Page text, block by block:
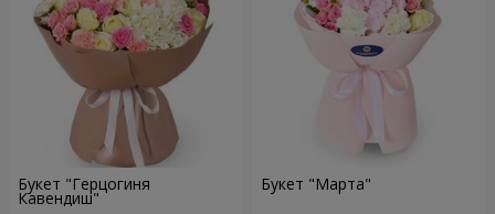
Букет "Герцогиня
Кавендиш"
Букет "Марта"